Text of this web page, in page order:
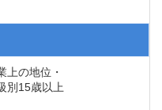
上の地位・
別15歳以上